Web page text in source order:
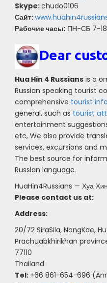
Skype:chudo0106
Сайт:
Рабочие часы: ПН-СБ 7-
Dear
Hua Hin 4 Russians is a
Russian speaking tourist
comprehensive tourist
general, such as tourist
entertainment
etc, We also provide
services, excursions and
The best source for
Russian language.
HuaHin4Russians — Хуа
Please contact us at:
Address:
20/72 SiraSila, NongKae,
Prachuabkhirikhan
77110
Thailand
Tel: +66 861-654-696